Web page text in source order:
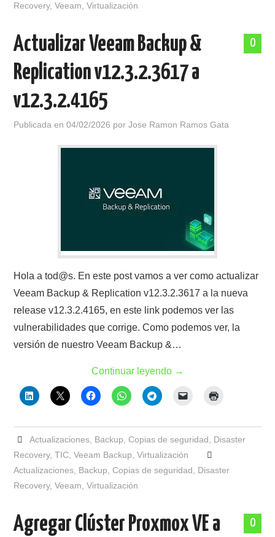
Recovery,Veeam ,Virtualización
0
Actualizar Veeam Backup &
Replication v12.3.2.3617 a
v12.3.2.4165
Publicada en04/02/2026 porJose Ramon Ramos Gata
Hola a tod@s. En este post vamos a ver como actualizar
Veeam Backup & Replication v12.3.2.3617 a la nueva
release v12.3.2.4165, en este link podemos ver las
vulnerabilidades que corrige. Como podemos ver, la
versión de nuestro Veeam Backup &…
Continuar leyendo →
Actualizaciones, Backup Copias de seguridad
Disaster
Recovery,TIC ,Veeam Backup ,Virtualización
Actualizaciones Backup ,Copias de seguridad
Disaster
Recovery,Veeam ,Virtualización
0
Agregar Clúster Proxmox VE a